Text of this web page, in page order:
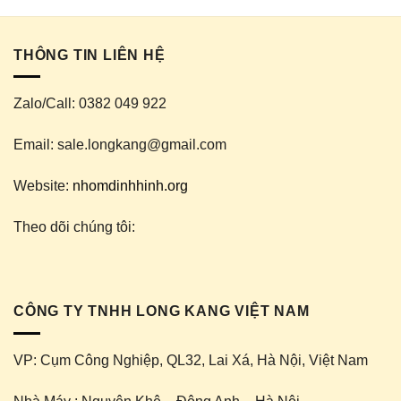
THÔNG TIN LIÊN HỆ
Zalo/Call: 0382 049 922
Email: sale.longkang@gmail.com
Website: nhomdinhhinh.org
Theo dõi chúng tôi:
CÔNG TY TNHH LONG KANG VIỆT NAM
VP: Cụm Công Nghiệp, QL32, Lai Xá, Hà Nội, Việt Nam